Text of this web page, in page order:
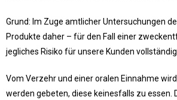
Grund: Im Zuge amtlicher Untersuchungen
Produkte daher – für den Fall einer
jegliches Risiko für unsere Kunden
Vom Verzehr und einer oralen Einnahme
werden gebeten, diese keinesfalls zu essen.